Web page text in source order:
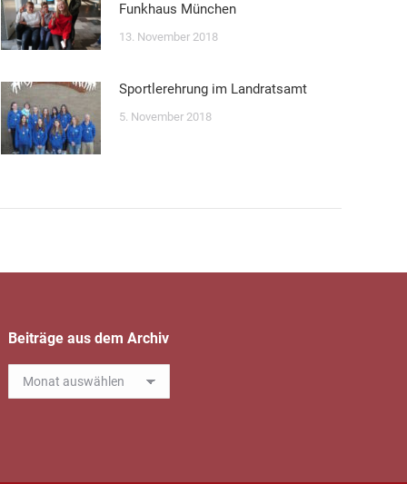
Funkhaus München
13. November 2018
Sportlerehrung im Landratsamt
5. November 2018
Beiträge aus dem Archiv
Beiträge
aus